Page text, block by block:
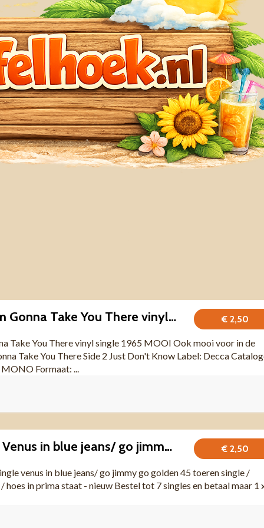
€ 2,50
Dave Berry – I'm Gonna Take You There vinyl single 1965 MOOI
Take You There vinyl single 1965 MOOI Ook mooi voor in de
Take You There Side 2 Just Don't Know Label: Decca
Formaat: ...
€ 2,50
Jimmy Clanton; Venus in blue jeans/ go jimmy go- nieuw
venus in blue jeans/ go jimmy go golden 45 toeren single /
hoes in prima staat - nieuw Bestel tot 7 singles en betaal maar 1